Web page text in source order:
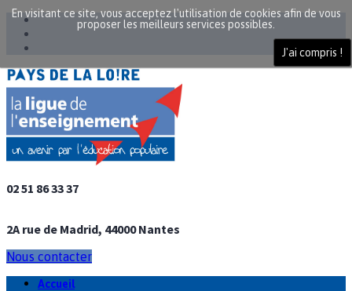
02 51 86 33 37
2A rue de Madrid, 44000 Nantes
Nous contacter
Accueil
En visitant ce site, vous acceptez l'utilisation de cookies afin de vous
proposer les meilleurs services possibles.
J'ai compris !